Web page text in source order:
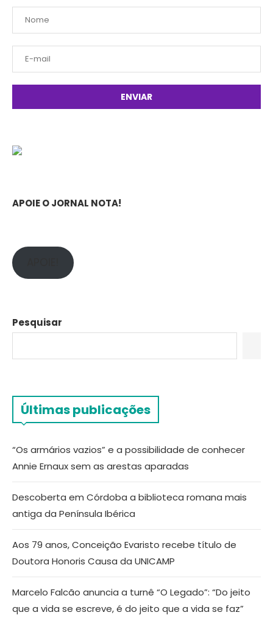
APOIE O JORNAL NOTA!
Pesquisar
Últimas publicações
“Os armários vazios” e a possibilidade de conhecer
Annie Ernaux sem as arestas aparadas
Descoberta em Córdoba a biblioteca romana mais
antiga da Península Ibérica
Aos 79 anos, Conceição Evaristo recebe título de
Doutora Honoris Causa da UNICAMP
Marcelo Falcão anuncia a turnê “O Legado”: “Do jeito
que a vida se escreve, é do jeito que a vida se faz”